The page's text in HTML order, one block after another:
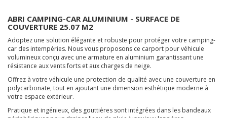
ABRI CAMPING-CAR ALUMINIUM - SURFACE DE
COUVERTURE 25.07 M2
Adoptez une solution élégante et robuste pour protéger votre camping-
car des intempéries. Nous vous proposons ce carport pour véhicule
volumineux conçu avec une armature en aluminium garantissant une
résistance aux vents forts et aux charges de neige.
Offrez à votre véhicule une protection de qualité avec une couverture en
polycarbonate, tout en ajoutant une dimension esthétique moderne à
votre espace extérieur.
Pratique et ingénieux, des gouttières sont intégrées dans les bandeaux